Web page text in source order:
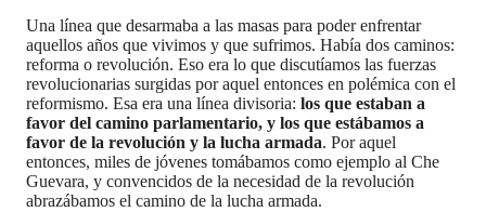
Una línea que desarmaba a las masas para poder enfrentar
aquellos años que vivimos y que sufrimos. Había dos caminos:
reforma o revolución. Eso era lo que discutíamos las fuerzas
revolucionarias surgidas por aquel entonces en polémica con el
reformismo. Esa era una línea divisoria: los que estaban a
favor del camino parlamentario, y los que estábamos a
favor de la revolución y la lucha armada. Por aquel
entonces, miles de jóvenes tomábamos como ejemplo al Che
Guevara, y convencidos de la necesidad de la revolución
abrazábamos el camino de la lucha armada.